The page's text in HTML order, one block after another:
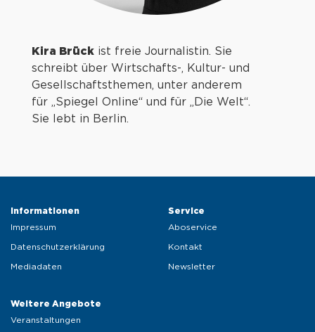
Kira Brück ist freie Journalistin. Sie
schreibt über Wirtschafts-, Kultur- und
Gesellschaftsthemen, unter anderem
für „Spiegel Online“ und für „Die Welt“.
Sie lebt in Berlin.
Informationen
Impressum
Datenschutzerklärung
Mediadaten
Weitere Angebote
Veranstaltungen
Service
Aboservice
Kontakt
Newsletter